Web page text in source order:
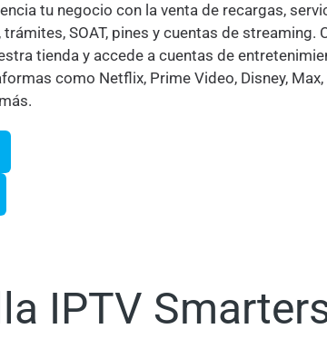
tu negocio con la venta de recargas,
SOAT, pines y cuentas de streaming.
tienda y accede a cuentas de
como Netflix, Prime Video, Disney, Max,
IPTV